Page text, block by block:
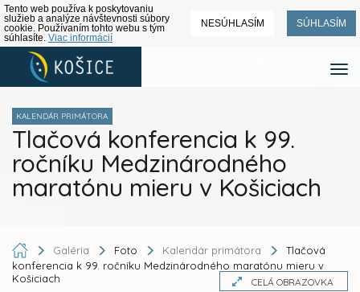
Tento web používa k poskytovaniu
služieb a analýze návštevnosti súbory
cookie. Používaním tohto webu s tým
súhlasíte. Viac informácií
NESÚHLASÍM SÚHLASÍM
KALENDÁR PRIMÁTORA
Tlačová konferencia k 99.
ročníku Medzinárodného
maratónu mieru v Košiciach
Galéria Foto Kalendár primátora
Tlačová
konferencia k 99. ročníku Medzinárodného maratónu mieru v
Košiciach
CELÁ OBRAZOVKA